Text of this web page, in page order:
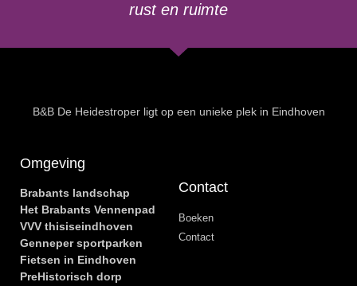
rust en ruimte
B&B De Heidestroper ligt op een unieke plek in Eindhoven
Omgeving
Brabants landschap
Het Brabants Vennenpad
VVV thisiseindhoven
Genneper sportparken
Fietsen in Eindhoven
PreHistorisch dorp
Contact
Boeken
Contact